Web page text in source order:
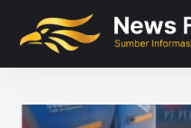
content